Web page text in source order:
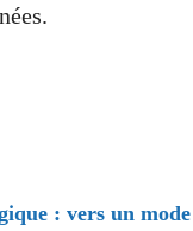
: vers un